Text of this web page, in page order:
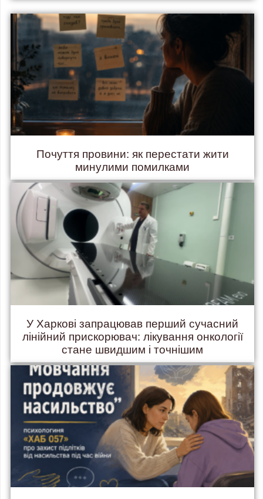
Почуття провини: як перестати жити
минулими помилками
У Харкові запрацював перший сучасний
лінійний прискорювач: лікування онкології
стане швидшим і точнішим